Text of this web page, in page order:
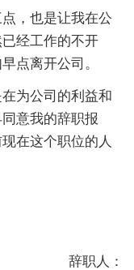
，也是让我在公
经工作的不开
点离开公司。
为公司的利益和
意我的辞职报
在这个职位的人
辞职人：